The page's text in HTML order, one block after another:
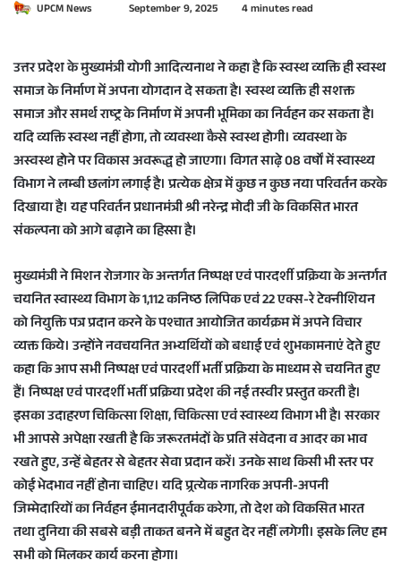
UPCM News
d
a
n
e
m
a
i
l
September 9, 2025 4 minutes read
उत्तर प्रदेश के मुख्यमंत्री योगी आदित्यनाथ ने कहा है कि स्वस्थ व्यक्ति ही स्वस्थ
समाज के निर्माण में अपना योगदान दे सकता है। स्वस्थ व्यक्ति ही सशक्त
समाज और समर्थ राष्ट्र के निर्माण में अपनी भूमिका का निर्वहन कर सकता है।
यदि व्यक्ति स्वस्थ नहीं होगा, तो व्यवस्था कैसे स्वस्थ होगी। व्यवस्था के
अस्वस्थ होने पर विकास अवरूद्ध हो जाएगा। विगत साढ़े 08 वर्षों में स्वास्थ्य
विभाग ने लम्बी छलांग लगाई है। प्रत्येक क्षेत्र में कुछ न कुछ नया परिवर्तन करके
दिखाया है। यह परिवर्तन प्रधानमंत्री श्री नरेन्द्र मोदी जी के विकसित भारत
संकल्पना को आगे बढ़ाने का हिस्सा है।
मुख्यमंत्री ने मिशन रोजगार के अन्तर्गत निष्पक्ष एवं पारदर्शी प्रक्रिया के अन्तर्गत
चयनित स्वास्थ्य विभाग के 1,112 कनिष्ठ लिपिक एवं 22 एक्स-रे टेक्नीशियन
को नियुक्ति पत्र प्रदान करने के पश्चात आयोजित कार्यक्रम में अपने विचार
व्यक्त किये। उन्होंने नवचयनित अभ्यर्थियों को बधाई एवं शुभकामनाएं देते हुए
कहा कि आप सभी निष्पक्ष एवं पारदर्शी भर्ती प्रक्रिया के माध्यम से चयनित हुए
हैं। निष्पक्ष एवं पारदर्शी भर्ती प्रक्रिया प्रदेश की नई तस्वीर प्रस्तुत करती है।
इसका उदाहरण चिकित्सा शिक्षा, चिकित्सा एवं स्वास्थ्य विभाग भी है। सरकार
भी आपसे अपेक्षा रखती है कि जरूरतमंदों के प्रति संवेदना व आदर का भाव
रखते हुए, उन्हें बेहतर से बेहतर सेवा प्रदान करें। उनके साथ किसी भी स्तर पर
कोई भेदभाव नहीं होना चाहिए। यदि प्र्रत्येक नागरिक अपनी-अपनी
जिम्मेदारियों का निर्वहन ईमानदारीपूर्वक करेगा, तो देश को विकसित भारत
तथा दुनिया की सबसे बड़ी ताकत बनने में बहुत देर नहीं लगेगी। इसके लिए हम
सभी को मिलकर कार्य करना होगा।